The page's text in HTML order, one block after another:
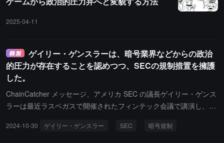
2025-04-11
ゲイリー・ゲンスラーは、暗号業界などからの政治
的圧力が存在することを認めつつ、SECの規制措置を擁護
した。
ChainCatcher メッセージ、アメリカ SEC の議長ゲイリー・ゲンス
ラーは最近ラスベガスで開催されたフィンテック会議で講演し、任
し、その執行監視措置を擁護しました。11 月 5 日の選挙が近づく
2024-10-30 ゲイリー・ゲンスラー SEC 暗号規制